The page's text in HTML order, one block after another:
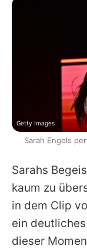
Sarahs
kaum zu
in dem Clip
ein
dieser
Getty Images
Sarah Engels